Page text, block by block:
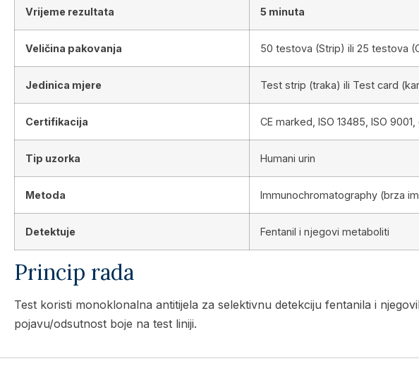
Vrijeme rezultata 5 minuta
Veličina pakovanja 50 testova (Strip) ili 25 testova
Jedinica mjere Test strip (traka) ili Test card
Certifikacija CE marked, ISO 13485, ISO 9001,
Tip uzorka Humani urin
Metoda Immunochromatography (brza
Detektuje Fentanil i njegovi metaboliti
Princip rada
Test koristi monoklonalna antitijela za selektivnu detekciju fentanila i
pojavu/odsutnost boje na test liniji.